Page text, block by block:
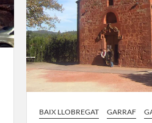
BAIX LLOBREGAT GARRAF